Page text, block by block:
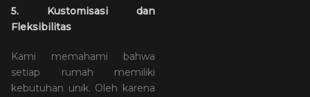
5. Kustomisasi dan
Fleksibilitas
Kami memahami bahwa
setiap rumah memiliki
kebutuhan unik. Oleh karena